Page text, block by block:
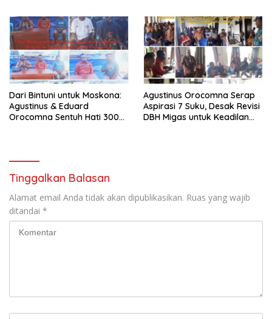
Dari Bintuni untuk Moskona:
Agustinus & Eduard
Orocomna Sentuh Hati 300
Agustinus Orocomna Serap
Aspirasi 7 Suku, Desak Revisi
DBH Migas untuk Keadilan
Tinggalkan Balasan
Alamat email Anda tidak akan dipublikasikan. Ruas yang wajib
ditandai *